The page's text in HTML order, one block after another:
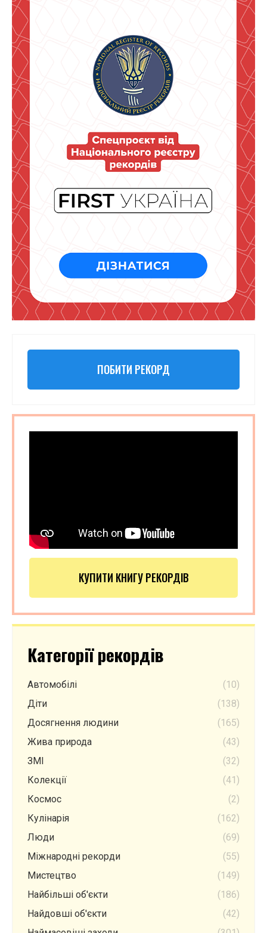
ПОБИТИ РЕКОРД
КУПИТИ КНИГУ РЕКОРДІВ
Категорії рекордів
Автомобілі
(10)
Діти
(138)
Досягнення людини
(165)
Жива природа
(43)
ЗМІ
(32)
Колекції
(41)
Космос
(2)
Кулінарія
(162)
Люди
(69)
Міжнародні рекорди
(55)
Мистецтво
(149)
Найбільші об'єкти
(186)
Найдовші об'єкти
(42)